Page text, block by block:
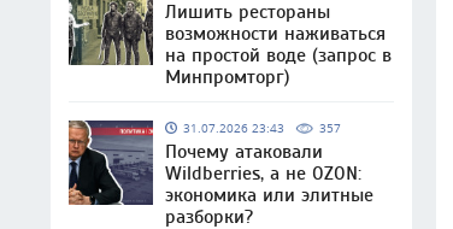
Лишить рестораны
возможности наживаться
на простой воде (запрос в
Минпромторг)
31.07.2026 23:43 357
Почему атаковали
Wildberries, а не OZON:
экономика или элитные
разборки?